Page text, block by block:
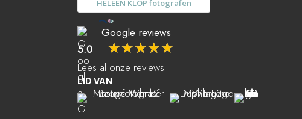
Google reviews
5.0
☆☆☆☆☆
Lees al onze reviews
LID VAN